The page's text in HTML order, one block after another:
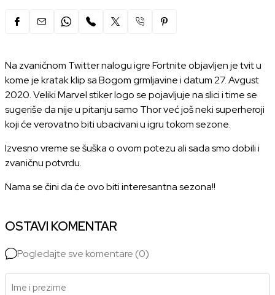
Na zvaničnom Twitter nalogu igre Fortnite objavljen je tvit u
kome je kratak klip sa Bogom grmljavine i datum 27. Avgust
2020. Veliki Marvel stiker logo se pojavljuje na slici i time se
sugeriše da nije u pitanju samo Thor već još neki superheroji
koji će verovatno biti ubacivani u igru tokom sezone.
Izvesno vreme se šuška o ovom potezu ali sada smo dobili i
zvaničnu potvrdu.
Nama se čini da će ovo biti interesantna sezona!!
OSTAVI KOMENTAR
Pogledajte sve komentare (0)
Ime i prezime